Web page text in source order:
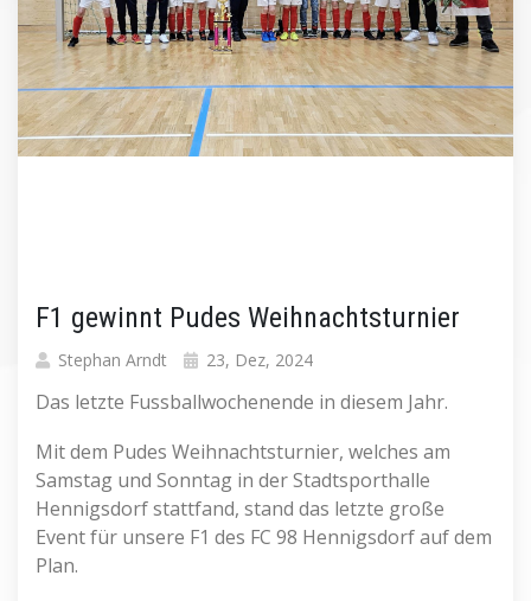
F1 gewinnt Pudes Weihnachtsturnier
Stephan Arndt 23, Dez, 2024
Das letzte Fussballwochenende in diesem Jahr.
Mit dem Pudes Weihnachtsturnier, welches am
Samstag und Sonntag in der Stadtsporthalle
Hennigsdorf stattfand, stand das letzte große
Event für unsere F1 des FC 98 Hennigsdorf auf dem
Plan.